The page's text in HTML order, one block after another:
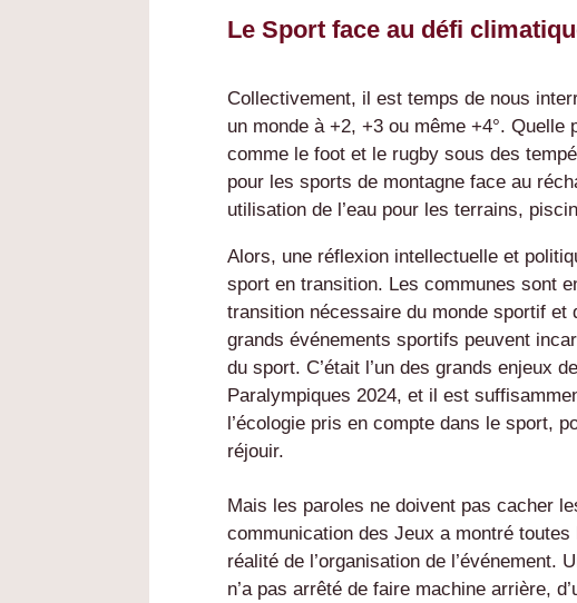
Le Sport face au défi
Collectivement, il est temps de nous
un monde à +2, +3 ou même +4°.
comme le foot et le rugby sous des
pour les sports de montagne face au
utilisation de l’eau pour les terrains,
Alors, une réflexion intellectuelle et
sport en transition. Les communes sont
transition nécessaire du monde sportif et
grands événements sportifs peuvent
du sport. C’était l’un des grands enjeux
Paralympiques 2024, et il est
l’écologie pris en compte dans le sport,
réjouir.
Mais les paroles ne doivent pas cacher
communication des Jeux a montré
réalité de l’organisation de l’événement.
n’a pas arrêté de faire machine arrière,